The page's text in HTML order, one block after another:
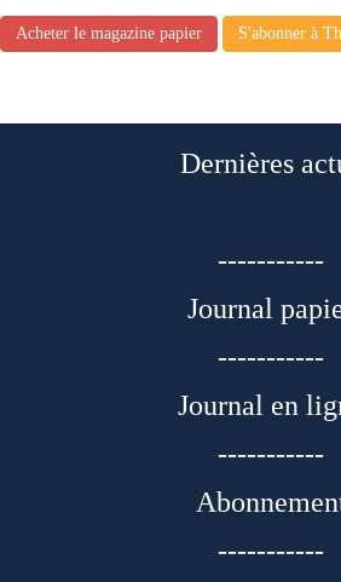
Acheter le magazine papier S'abonner à
Dernières
-----------
Journal
-----------
Journal en
-----------
-----------